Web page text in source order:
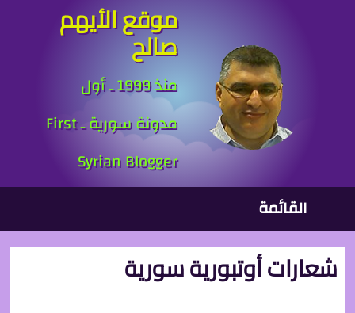
موقع الأيهم
صالح
منذ 1999 ـ أول
مدونة سورية ـ First
Syrian Blogger
القائمة الرئيسية
القائمة
شعارات أوتبورية سورية